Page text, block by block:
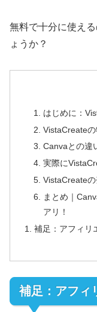
無料で十分に使え
ょうか？
はじめに：
VistaCreate
Canvaとの違
実際に
VistaCreate
まとめ｜
アリ！
補足：アフィリ
補足：アフィ